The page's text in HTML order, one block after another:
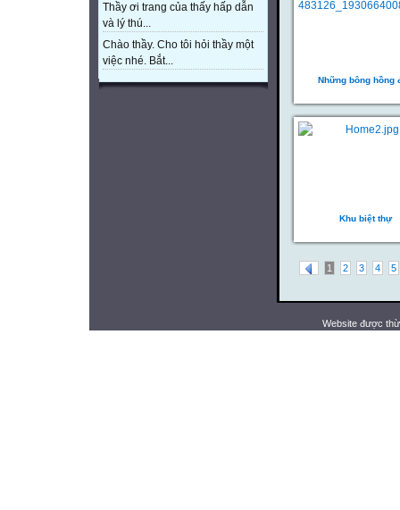
Thầy ơi trang của thấy hấp dẫn
và lý thú...
Chào thầy. Cho tôi hỏi thầy một
việc nhé. Bắt...
Những bông hồng
Khu biệt thự
1 2 3 4 5
Website được